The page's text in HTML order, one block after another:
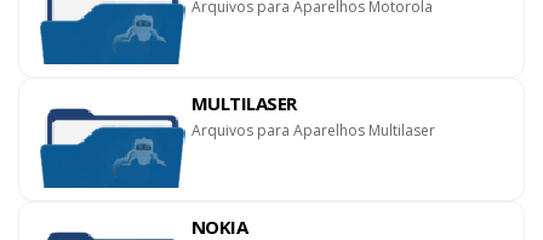
Arquivos para Aparelhos Motorola
MULTILASER
Arquivos para Aparelhos Multilaser
NOKIA